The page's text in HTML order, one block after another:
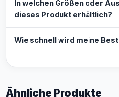
In welchen Größen oder
dieses Produkt erhältlich?
Wie schnell wird meine
Ähnliche Produkte